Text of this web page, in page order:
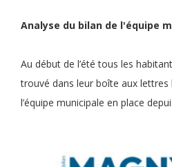
Analyse du bilan de l'équipe
Au début de l’été tous les
trouvé dans leur boîte aux lettres
l’équipe municipale en place